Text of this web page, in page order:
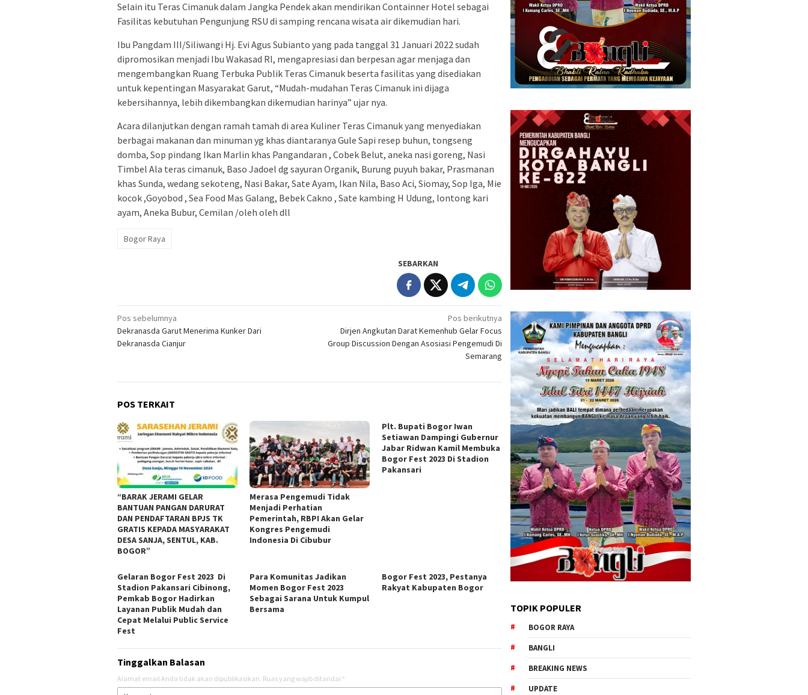
Selain itu Teras Cimanuk dalam Jangka Pendek akan mendirikan Containner Hotel sebagai
Fasilitas kebutuhan Pengunjung RSU di samping rencana wisata air dikemudian hari.
Ibu Pangdam III/Siliwangi Hj. Evi Agus Subianto yang pada tanggal 31 Januari 2022 sudah
dipromosikan menjadi Ibu Wakasad RI, mengapresiasi dan berpesan agar menjaga dan
mengembangkan Ruang Terbuka Publik Teras Cimanuk beserta fasilitas yang disediakan
untuk kepentingan Masyarakat Garut, “Mudah-mudahan Teras Cimanuk ini dijaga
kebersihannya, lebih dikembangkan dikemudian harinya” ujar nya.
Acara dilanjutkan dengan ramah tamah di area Kuliner Teras Cimanuk yang menyediakan
berbagai makanan dan minuman yg khas diantaranya Gule Sapi resep buhun, tongseng
domba, Sop pindang Ikan Marlin khas Pangandaran , Cobek Belut, aneka nasi goreng, Nasi
Timbel Ala teras cimanuk, Baso Jadoel dg sayuran Organik, Burung puyuh bakar, Prasmanan
khas Sunda, wedang sekoteng, Nasi Bakar, Sate Ayam, Ikan Nila, Baso Aci, Siomay, Sop Iga, Mie
kocok ,Goyobod , Sea Food Mas Galang, Bebek Cakno , Sate kambing H Udung, lontong kari
ayam, Aneka Bubur, Cemilan /oleh oleh dll
Bogor Raya
SEBARKAN
Navigasi
pos
Pos sebelumnya
Dekranasda Garut Menerima Kunker Dari
Dekranasda Cianjur
Pos berikutnya
Dirjen Angkutan Darat Kemenhub Gelar Focus
Group Discussion Dengan Asosiasi Pengemudi Di
Semarang
POS TERKAIT
“BARAK JERAMI GELAR
BANTUAN PANGAN DARURAT
DAN PENDAFTARAN BPJS TK
GRATIS KEPADA MASYARAKAT
DESA SANJA, SENTUL, KAB.
BOGOR”
Merasa Pengemudi Tidak
Menjadi Perhatian
Pemerintah, RBPI Akan Gelar
Kongres Pengemudi
Indonesia Di Cibubur
Plt. Bupati Bogor Iwan
Setiawan Dampingi Gubernur
Jabar Ridwan Kamil Membuka
Bogor Fest 2023 Di Stadion
Pakansari
Gelaran Bogor Fest 2023 Di
Stadion Pakansari Cibinong,
Pemkab Bogor Hadirkan
Layanan Publik Mudah dan
Cepat Melalui Public Service
Fest
Para Komunitas Jadikan
Momen Bogor Fest 2023
Sebagai Sarana Untuk Kumpul
Bersama
Bogor Fest 2023, Pestanya
Rakyat Kabupaten Bogor
Tinggalkan Balasan
Alamat email Anda tidak akan dipublikasikan. Ruas yang wajib ditandai *
TOPIK POPULER
BOGOR RAYA
BANGLI
BREAKING NEWS
UPDATE